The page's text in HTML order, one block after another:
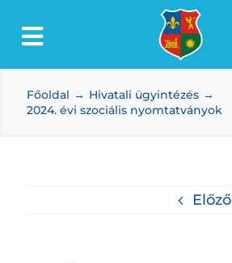
Toggle
Lőkösháza
Intézmények
Főoldal
Hivatali ügyintézés
2024. évi szociális nyomtatványok
Előző